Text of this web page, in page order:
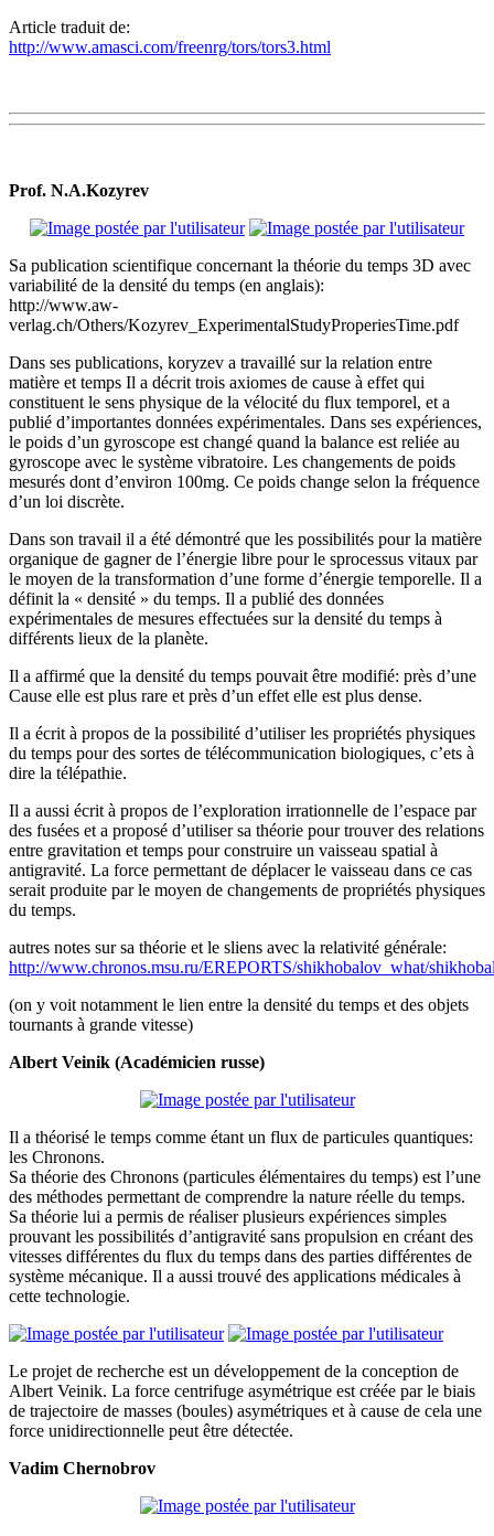
Article traduit de:
http://www.amasci.com/freenrg/tors/tors3.html
Prof. N.A.Kozyrev
Sa publication scientifique concernant la théorie du temps 3D avec
variabilité de la densité du temps (en anglais):
http://www.aw-
verlag.ch/Others/Kozyrev_ExperimentalStudyProperiesTime.pdf
Dans ses publications, koryzev a travaillé sur la relation entre
matière et temps Il a décrit trois axiomes de cause à effet qui
constituent le sens physique de la vélocité du flux temporel, et a
publié d’importantes données expérimentales. Dans ses expériences,
le poids d’un gyroscope est changé quand la balance est reliée au
gyroscope avec le système vibratoire. Les changements de poids
mesurés dont d’environ 100mg. Ce poids change selon la fréquence
d’un loi discrète.
Dans son travail il a été démontré que les possibilités pour la matière
organique de gagner de l’énergie libre pour le sprocessus vitaux par
le moyen de la transformation d’une forme d’énergie temporelle. Il a
définit la « densité » du temps. Il a publié des données
expérimentales de mesures effectuées sur la densité du temps à
différents lieux de la planète.
Il a affirmé que la densité du temps pouvait être modifié: près d’une
Cause elle est plus rare et près d’un effet elle est plus dense.
Il a écrit à propos de la possibilité d’utiliser les propriétés physiques
du temps pour des sortes de télécommunication biologiques, c’ets à
dire la télépathie.
Il a aussi écrit à propos de l’exploration irrationnelle de l’espace par
des fusées et a proposé d’utiliser sa théorie pour trouver des relations
entre gravitation et temps pour construire un vaisseau spatial à
antigravité. La force permettant de déplacer le vaisseau dans ce cas
serait produite par le moyen de changements de propriétés physiques
du temps.
autres notes sur sa théorie et le sliens avec la relativité générale:
http://www.chronos.msu.ru/EREPORTS/shikhobalov_what/
(on y voit notamment le lien entre la densité du temps et des objets
tournants à grande vitesse)
Albert Veinik (Académicien russe)
Il a théorisé le temps comme étant un flux de particules quantiques:
les Chronons.
Sa théorie des Chronons (particules élémentaires du temps) est l’une
des méthodes permettant de comprendre la nature réelle du temps.
Sa théorie lui a permis de réaliser plusieurs expériences simples
prouvant les possibilités d’antigravité sans propulsion en créant des
vitesses différentes du flux du temps dans des parties différentes de
système mécanique. Il a aussi trouvé des applications médicales à
cette technologie.
Le projet de recherche est un développement de la conception de
Albert Veinik. La force centrifuge asymétrique est créée par le biais
de trajectoire de masses (boules) asymétriques et à cause de cela une
force unidirectionnelle peut être détectée.
Vadim Chernobrov